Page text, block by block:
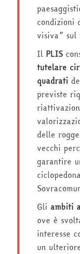
condizioni
visiva”
Il PLIS
tutelare
quadrati
previste
delle
vecchi
garantire
Gli ambiti
ove è
interesse
un